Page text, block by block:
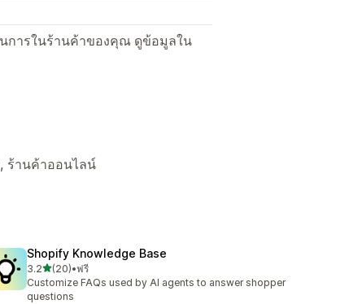
การในร้านค้าของคุณ ดูข้อมูลใน
ร้านค้าออนไลน์
Shopify Knowledge Base
3.2เต็ม 5 ดาว
(20)
ทั้งหมด 20 รีวิว
•ฟรี
Customize FAQs used by AI agents to answer shopper
questions